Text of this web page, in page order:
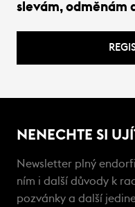
slevám, odměnám
NENECHTE SI
Newsletter plný
ním i další důvody k
pozvánky a další